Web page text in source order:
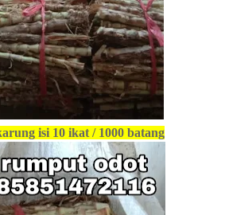
isi 10 ikat / 1000 batang